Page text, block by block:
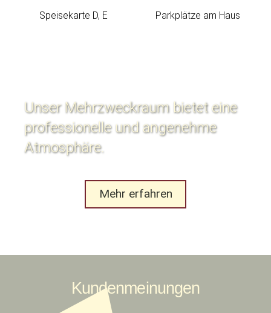
Speisekarte D, E Parkplätze am Haus
Unser Mehrzweckraum bietet eine
professionelle und angenehme
Atmosphäre.
Mehr erfahren
Kundenmeinungen